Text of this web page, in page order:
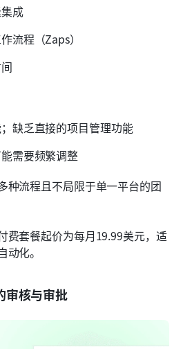
成
流程（Zaps）
缺乏直接的项目管理功能
需要频繁调整
种流程且不局限于单一平台的团
费套餐起价为每月19.99美元，适
化。
核与审批